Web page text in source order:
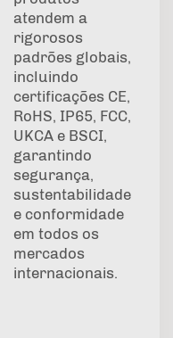
atendem a
rigorosos
padrões globais,
incluindo
certificações CE,
RoHS, IP65, FCC,
UKCA e BSCI,
garantindo
segurança,
sustentabilidade
e conformidade
em todos os
mercados
internacionais.